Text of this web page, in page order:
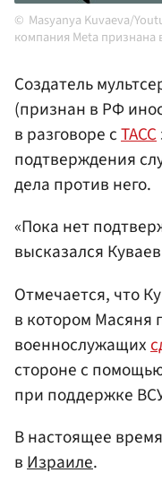
Masyanya Kuvaeva/
компания Meta признана
Создатель
(признан в РФ
в разговоре сТАСС
подтверждения
дела против него.
«Пока нет
высказался
Отмечается, что
в котором Масяня
военнослужащих
стороне с
при поддержке
В настоящее
вИзраиле.